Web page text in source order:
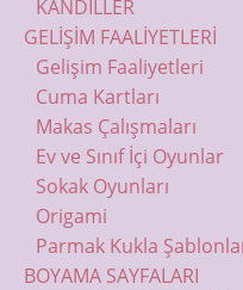
KANDİLLER
GELİŞİM FAALİYETLERİ
Gelişim Faaliyetleri
Cuma Kartları
Makas Çalışmaları
Ev ve Sınıf İçi Oyunlar
Sokak Oyunları
Origami
Parmak Kukla
BOYAMA SAYFALARI